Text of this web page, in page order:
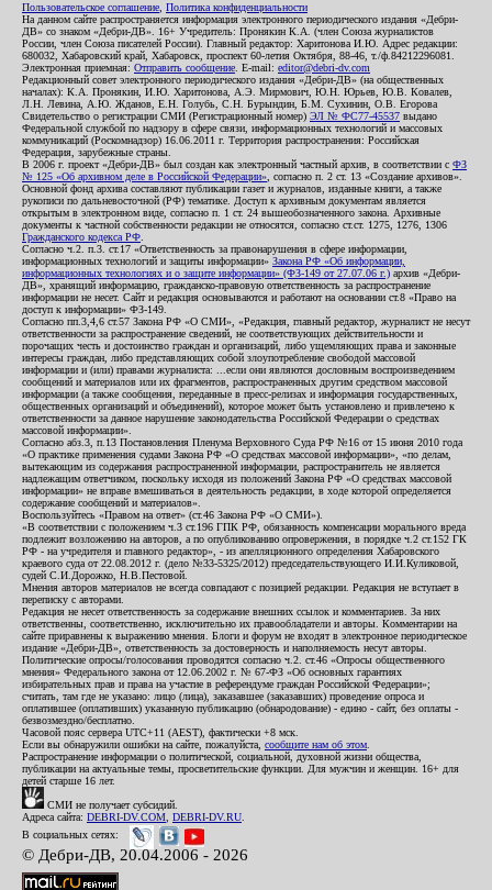
Пользовательское соглашение Политика конфиденциальности
На данном сайте распространяется информация электронного периодического издания «Дебри-
ДВ» со знаком «Дебри-ДВ». 16+ Учредитель: Пронякин К.А. (член Союза журналистов
России, член Союза писателей России). Главный редактор: Харитонова И.Ю. Адрес редакции:
680032, Хабаровский край, Хабаровск, проспект 60-летия Октября, 88-46, т./ф.84212296081.
Электронная приемная: Отправить сообщение . E-mail: editor@debri-dv.com
Редакционный совет электронного периодического издания «Дебри-ДВ» (на общественных
началах): К.А. Пронякин, И.Ю. Харитонова, А.Э. Мирмович, Ю.Н. Юрьев, Ю.В. Ковалев,
Л.Н. Левина, А.Ю. Жданов, Е.Н. Голубь, С.Н. Бурындин, Б.М. Сухинин, О.В. Егорова
Свидетельство о регистрации СМИ (Регистрационный номер) ЭЛ № ФС77-45537 выдано
Федеральной службой по надзору в сфере связи, информационных технологий и массовых
коммуникаций (Роскомнадзор) 16.06.2011 г. Территория распространения: Российская
Федерация, зарубежные страны.
В 2006 г. проект «Дебри-ДВ» был создан как электронный частный архив, в соответствии с ФЗ
№ 125 «Об архивном деле в Российской Федерации» , согласно п. 2 ст. 13 «Создание архивов».
Основной фонд архива составляют публикации газет и журналов, изданные книги, а также
рукописи по дальневосточной (РФ) тематике. Доступ к архивным документам является
открытым в электронном виде, согласно п. 1 ст. 24 вышеобозначенного закона. Архивные
документы к частной собственности редакции не относятся, согласно ст.ст. 1275, 1276, 1306
Гражданского кодекса РФ
Согласно ч.2. п.3. ст.17 «Ответственность за правонарушения в сфере информации,
информационных технологий и защиты информации» Закона РФ «Об информации,
информационных технологиях и о защите информации» (ФЗ-149 от 27.07.06 г.) архив «Дебри-
ДВ», хранящий информацию, гражданско-правовую ответственность за распространение
информации не несет. Сайт и редакция основываются и работают на основании ст.8 «Право на
доступ к информации» ФЗ-149.
Согласно пп.3,4,6 ст.57 Закона РФ «О СМИ», «Редакция, главный редактор, журналист не несут
ответственности за распространение сведений, не соответствующих действительности и
порочащих честь и достоинство граждан и организаций, либо ущемляющих права и законные
интересы граждан, либо представляющих собой злоупотребление свободой массовой
информации и (или) правами журналиста: ...если они являются дословным воспроизведением
сообщений и материалов или их фрагментов, распространенных другим средством массовой
информации (а также сообщения, переданные в пресс-релизах и информация государственных,
общественных организаций и объединений), которое может быть установлено и привлечено к
ответственности за данное нарушение законодательства Российской Федерации о средствах
массовой информации».
Согласно абз.3, п.13 Постановления Пленума Верховного Суда РФ №16 от 15 июня 2010 года
«О практике применения судами Закона РФ «О средствах массовой информации», «по делам,
вытекающим из содержания распространенной информации, распространитель не является
надлежащим ответчиком, поскольку исходя из положений Закона РФ «О средствах массовой
информации» не вправе вмешиваться в деятельность редакции, в ходе которой определяется
содержание сообщений и материалов».
Воспользуйтесь «Правом на ответ» (ст.46 Закона РФ «О СМИ»).
«В соответствии с положением ч.3 ст.196 ГПК РФ, обязанность компенсации морального вреда
подлежит возложению на авторов, а по опубликованию опровержения, в порядке ч.2 ст.152 ГК
РФ - на учредителя и главного редактор», - из апелляционного определения Хабаровского
краевого суда от 22.08.2012 г. (дело №33-5325/2012) председательствующего И.И.Куликовой,
судей С.И.Дорожко, Н.В.Пестовой.
Мнения авторов материалов не всегда совпадают с позицией редакции. Редакция не вступает в
переписку с авторами.
Редакция не несет ответственность за содержание внешних ссылок и комментариев. За них
ответственны, соответственно, исключительно их правообладатели и авторы. Комментарии на
сайте приравнены к выражению мнения. Блоги и форум не входят в электронное периодическое
издание «Дебри-ДВ», ответственность за достоверность и наполняемость несут авторы.
Политические опросы/голосования проводятся согласно ч.2. ст.46 «Опросы общественного
мнения» Федерального закона от 12.06.2002 г. № 67-ФЗ «Об основных гарантиях
избирательных прав и права на участие в референдуме граждан Российской Федерации»;
считать, там где не указано: лицо (лица), заказавшее (заказавших) проведение опроса и
оплатившее (оплативших) указанную публикацию (обнародование) - едино - сайт, без оплаты -
безвозмездно/бесплатно.
Часовой пояс сервера UTC+11 (AEST), фактически +8 мск.
Если вы обнаружили ошибки на сайте, пожалуйста, сообщите нам об этом
Распространение информации о политической, социальной, духовной жизни общества,
публикации на актуальные темы, просветительские функции. Для мужчин и женщин. 16+ для
детей старше 16 лет.
СМИ не получает субсидий.
Адреса сайта: DEBRI-DV.COM DEBRI-DV.RU
В социальных сетях:
© Дебри-ДВ, 20.04.2006 - 2026